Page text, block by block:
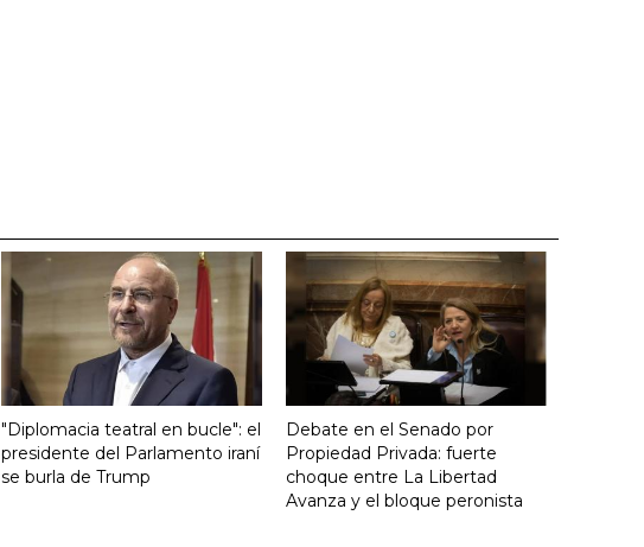
"Diplomacia teatral en bucle": el
presidente del Parlamento iraní
se burla de Trump
Debate en el Senado por
Propiedad Privada: fuerte
choque entre La Libertad
Avanza y el bloque peronista